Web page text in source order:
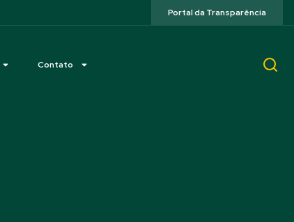
Portal da Transparência
Contato